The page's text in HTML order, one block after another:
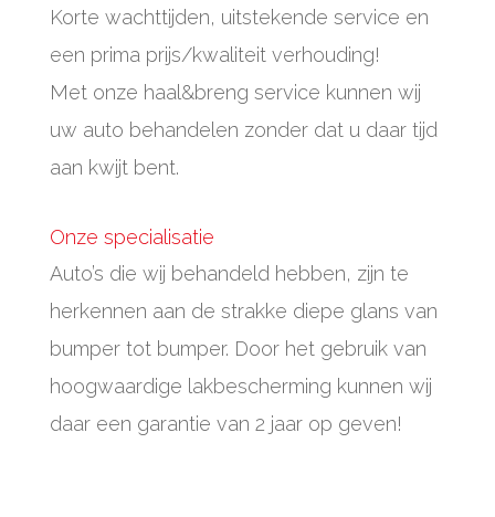
Korte wachttijden, uitstekende service en
een prima prijs/kwaliteit verhouding!
Met onze haal&breng service kunnen wij
uw auto behandelen zonder dat u daar tijd
aan kwijt bent.
Onze specialisatie
Auto’s die wij behandeld hebben, zijn te
herkennen aan de strakke diepe glans van
bumper tot bumper. Door het gebruik van
hoogwaardige lakbescherming kunnen wij
daar een garantie van 2 jaar op geven!